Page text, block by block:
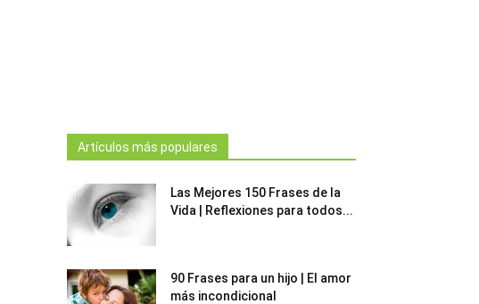
Artículos más populares
Las Mejores 150 Frases de la
Vida | Reflexiones para todos...
90 Frases para un hijo | El amor
más incondicional